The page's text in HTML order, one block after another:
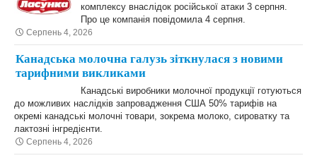
комплексу внаслідок російської атаки 3 серпня.
Про це компанія повідомила 4 серпня.
Серпень 4, 2026
Канадська молочна галузь зіткнулася з новими
тарифними викликами
Канадські виробники молочної продукції готуються
до можливих наслідків запровадження США 50% тарифів на
окремі канадські молочні товари, зокрема молоко, сироватку та
лактозні інгредієнти.
Серпень 4, 2026